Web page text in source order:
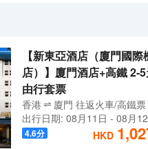
【新東亞酒店（廈門國際
店）】廈門酒店+高鐵 2-5
由行套票
香港 廈門 往返火車/高鐵票
出行日期: 08月11日 - 08月
4.6分 HKD